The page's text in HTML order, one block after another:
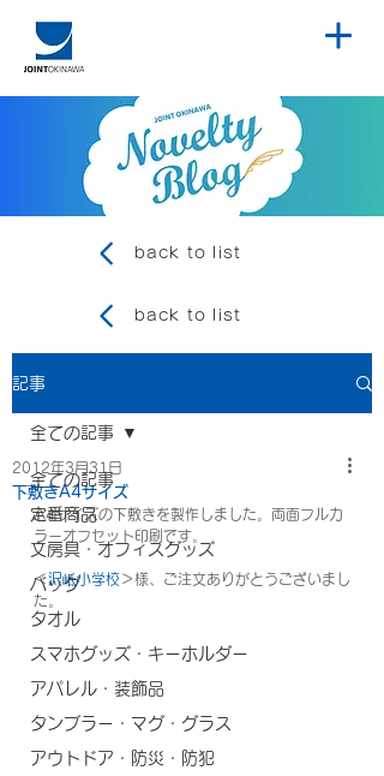
back to list
back to list
記事
全ての記事
定番商品
文房具・オフィスグッズ
バッグ
タオル
スマホグッズ・キーホルダー
アパレル・装飾品
タンブラー・マグ・グラス
アウトドア・防災・防犯
全ての記事
下敷きA4サイズ
2012年3月31日
A4サイズの下敷きを製作しました。両面フルカ
ラーオフセット印刷です。
＜沢岻小学校 ＞様、ご注文ありがとうございまし
た。